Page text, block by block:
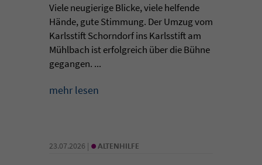
Viele neugierige Blicke, viele helfende
Hände, gute Stimmung. Der Umzug vom
Karlsstift Schorndorf ins Karlsstift am
Mühlbach ist erfolgreich über die Bühne
gegangen. ...
mehr lesen
23.07.2026 | • ALTENHILFE